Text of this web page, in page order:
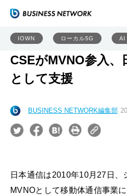
IOWN ローカル5G AI
CSEがMVNO参入、
として支援
BUSINESS NETWORK編集部
日本通信は2010年10月27日
MVNOとして移動体通信事業